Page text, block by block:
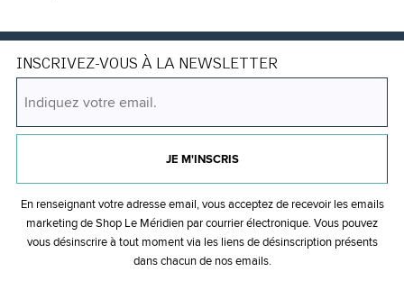
INSCRIVEZ-VOUS À LA NEWSLETTER
JE M'INSCRIS
En renseignant votre adresse email, vous acceptez de recevoir les emails
marketing de Shop Le Méridien par courrier électronique. Vous pouvez
vous désinscrire à tout moment via les liens de désinscription présents
dans chacun de nos emails.